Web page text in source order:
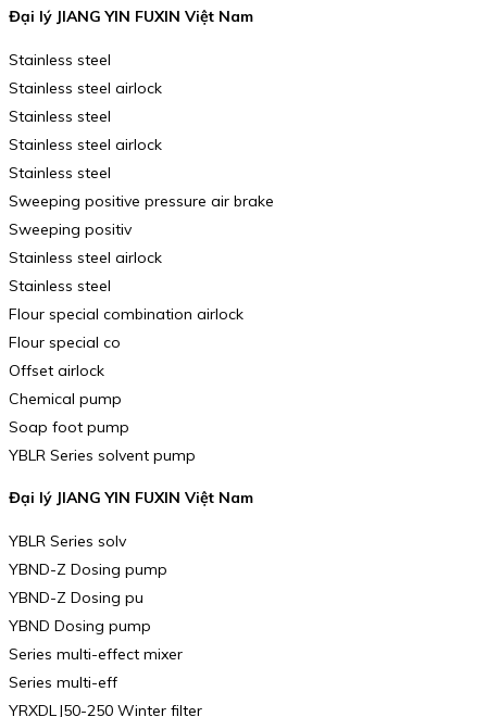
Đại lý JIANG YIN FUXIN Việt Nam
Stainless steel
Stainless steel airlock
Stainless steel
Stainless steel airlock
Stainless steel
Sweeping positive pressure air brake
Sweeping positiv
Stainless steel airlock
Stainless steel
Flour special combination airlock
Flour special co
Offset airlock
Chemical pump
Soap foot pump
YBLR Series solvent pump
Đại lý JIANG YIN FUXIN Việt Nam
YBLR Series solv
YBND-Z Dosing pump
YBND-Z Dosing pu
YBND Dosing pump
Series multi-effect mixer
Series multi-eff
YRXDLJ50-250 Winter filter